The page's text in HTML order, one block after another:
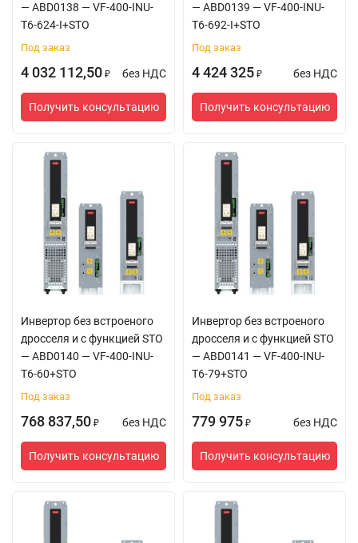
— ABD0138 — VF-400-INU-
T6-624-I+STO
Под заказ
4 032 112,50 ₽ без НДС
Получить консультацию
— ABD0139 — VF-400-INU-
T6-692-I+STO
Под заказ
4 424 325 ₽ без НДС
Получить консультацию
Инвертор без встроеного
дросселя и с функцией STO
— ABD0140 — VF-400-INU-
T6-60+STO
Под заказ
768 837,50 ₽ без НДС
Получить консультацию
Инвертор без встроеного
дросселя и с функцией STO
— ABD0141 — VF-400-INU-
T6-79+STO
Под заказ
779 975 ₽ без НДС
Получить консультацию